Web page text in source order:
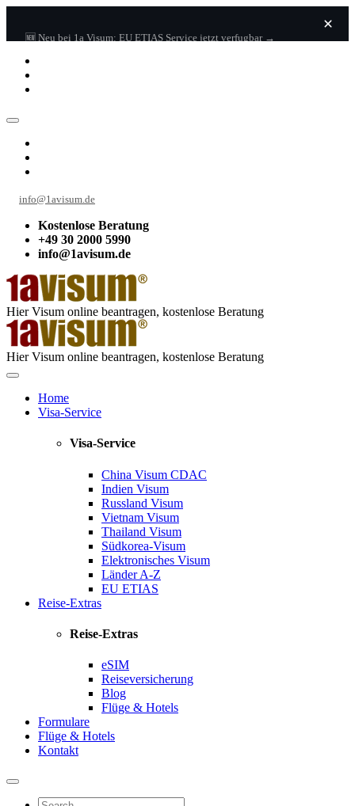
🆕 Neu bei 1a Visum: EU ETIAS Service jetzt verfugbar →
info@1avisum.de
Kostenlose Beratung
+49 30 2000 5990
info@1avisum.de
Hier Visum online beantragen, kostenlose Beratung
Hier Visum online beantragen, kostenlose Beratung
Home
Visa-Service
Visa-Service
China Visum CDAC
Indien Visum
Russland Visum
Vietnam Visum
Thailand Visum
Südkorea-Visum
Elektronisches Visum
Länder A-Z
EU ETIAS
Reise-Extras
Reise-Extras
eSIM
Reiseversicherung
Blog
Flüge & Hotels
Formulare
Flüge & Hotels
Kontakt